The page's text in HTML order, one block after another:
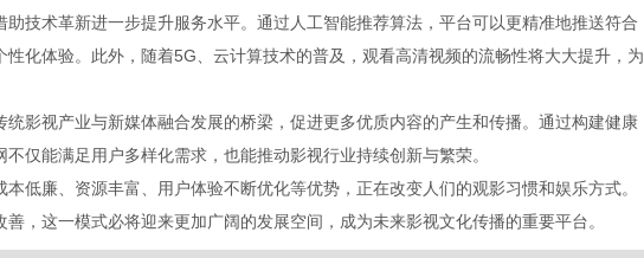
助技术革新进一步提升服务水平。通过人工智能推荐算法，平台可以更精准地推送符合
性化体验。此外，随着5G、云计算技术的普及，观看高清视频的流畅性将大大提升，为
统影视产业与新媒体融合发展的桥梁，促进更多优质内容的产生和传播。通过构建健康
仅能满足用户多样化需求，也能推动影视行业持续创新与繁荣。
低廉、资源丰富、用户体验不断优化等优势，正在改变人们的观影习惯和娱乐方式。
，这一模式必将迎来更加广阔的发展空间，成为未来影视文化传播的重要平台。